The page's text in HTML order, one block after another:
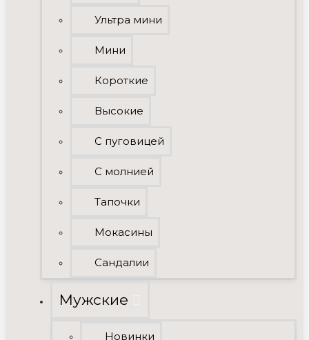
Ультра мини
Мини
Короткие
Высокие
C пуговицей
С молнией
Тапочки
Мокасины
Сандалии
Мужские
Новинки